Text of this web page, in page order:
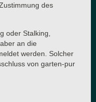
des
oder Stalking,
an die
werden. Solcher
von garten-pur